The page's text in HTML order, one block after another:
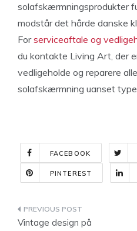
solafskærmningsprodukter
modstår det hårde danske
Forserviceaftale og
du kontakte Living Art, der
vedligeholde og reparere
solafskærmning uanset
FACEBOOK
PINTEREST
Vintage design på